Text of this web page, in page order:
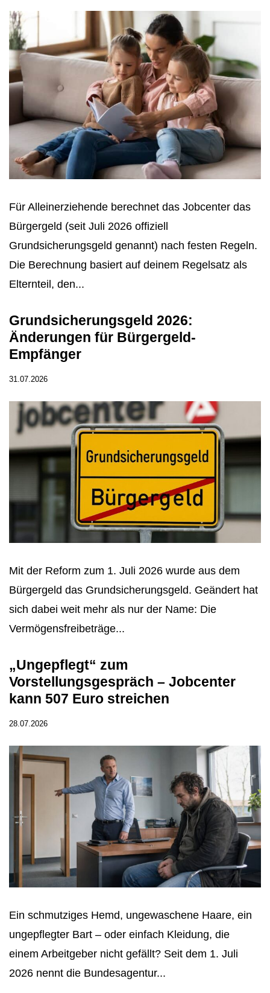
Für Alleinerziehende berechnet das Jobcenter das
Bürgergeld (seit Juli 2026 offiziell
Grundsicherungsgeld genannt) nach festen Regeln.
Die Berechnung basiert auf deinem Regelsatz als
Elternteil, den...
Grundsicherungsgeld 2026:
Änderungen für Bürgergeld-
Empfänger
31.07.2026
Mit der Reform zum 1. Juli 2026 wurde aus dem
Bürgergeld das Grundsicherungsgeld. Geändert hat
sich dabei weit mehr als nur der Name: Die
Vermögensfreibeträge...
„Ungepflegt“ zum
Vorstellungsgespräch – Jobcenter
kann 507 Euro streichen
28.07.2026
Ein schmutziges Hemd, ungewaschene Haare, ein
ungepflegter Bart – oder einfach Kleidung, die
einem Arbeitgeber nicht gefällt? Seit dem 1. Juli
2026 nennt die Bundesagentur...